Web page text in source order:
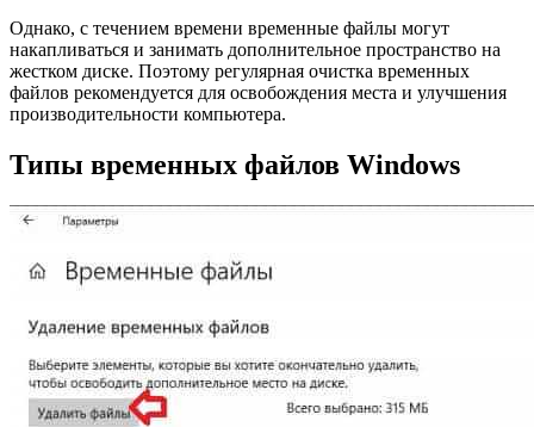
Однако, с течением времени временные файлы могут
накапливаться и занимать дополнительное пространство на
жестком диске. Поэтому регулярная очистка временных
файлов рекомендуется для освобождения места и улучшения
производительности компьютера.
Типы временных файлов Windows